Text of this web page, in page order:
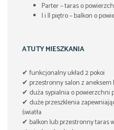
Parter – taras o
I i II piętro – balkon o
ATUTY MIESZKANIA
✔ funkcjonalny układ 2 pokoi
✔ przestronny salon z
✔ duża sypialnia o powierzchni
✔ duże przeszklenia
światła
✔ balkon lub przestronny taras